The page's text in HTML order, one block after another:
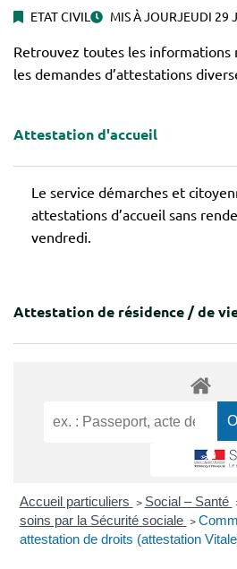
ETAT CIVIL MIS À JOURJEUDI 29
Retrouvez toutes les informations
les demandes d’attestations
Attestation d'accueil
Le service démarches et
attestations d’accueil sans
vendredi.
Attestation de résidence / de
Accueil particuliers > Social – Santé
soins par la Sécurité sociale >
attestation de droits (attestation